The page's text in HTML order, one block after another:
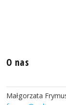
O nas
Małgorzata